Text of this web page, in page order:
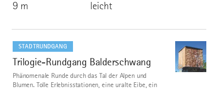
9 m leicht
STADTRUNDGANG
6
Trilogie-Rundgang Balderschwang
©
Phänomenale Runde durch das Tal der Alpen und
Blumen. Tolle Erlebnisstationen, eine uralte Eibe, ein
dazu